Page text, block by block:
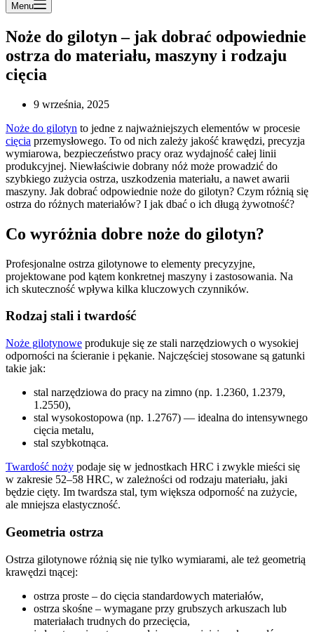
Menu
Noże do gilotyn – jak dobrać odpowiednie
ostrza do materiału, maszyny i rodzaju
cięcia
9 września, 2025
Noże do gilotyn to jedne z najważniejszych elementów w procesie
cięcia przemysłowego. To od nich zależy jakość krawędzi, precyzja
wymiarowa, bezpieczeństwo pracy oraz wydajność całej linii
produkcyjnej. Niewłaściwie dobrany nóż może prowadzić do
szybkiego zużycia ostrza, uszkodzenia materiału, a nawet awarii
maszyny. Jak dobrać odpowiednie noże do gilotyn? Czym różnią się
ostrza do różnych materiałów? I jak dbać o ich długą żywotność?
Co wyróżnia dobre noże do gilotyn?
Profesjonalne ostrza gilotynowe to elementy precyzyjne,
projektowane pod kątem konkretnej maszyny i zastosowania. Na
ich skuteczność wpływa kilka kluczowych czynników.
Rodzaj stali i twardość
Noże gilotynowe produkuje się ze stali narzędziowych o wysokiej
odporności na ścieranie i pękanie. Najczęściej stosowane są gatunki
takie jak:
stal narzędziowa do pracy na zimno (np. 1.2360, 1.2379,
1.2550),
stal wysokostopowa (np. 1.2767) — idealna do intensywnego
cięcia metalu,
stal szybkotnąca.
Twardość noży podaje się w jednostkach HRC i zwykle mieści się
w zakresie 52–58 HRC, w zależności od rodzaju materiału, jaki
będzie cięty. Im twardsza stal, tym większa odporność na zużycie,
ale mniejsza elastyczność.
Geometria ostrza
Ostrza gilotynowe różnią się nie tylko wymiarami, ale też geometrią
krawędzi tnącej:
ostrza proste – do cięcia standardowych materiałów,
ostrza skośne – wymagane przy grubszych arkuszach lub
materiałach trudnych do przecięcia,